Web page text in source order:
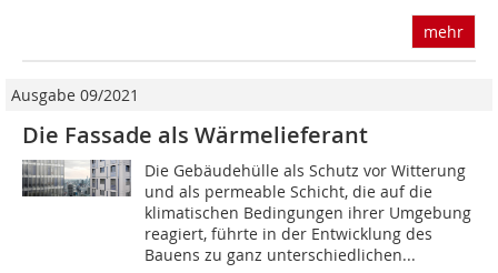
mehr
Ausgabe 09/2021
Die Fassade als Wärmelieferant
Die Gebäudehülle als Schutz vor Witterung
und als permeable Schicht, die auf die
klimatischen Bedingungen ihrer Umgebung
reagiert, führte in der Entwicklung des
Bauens zu ganz unterschiedlichen...